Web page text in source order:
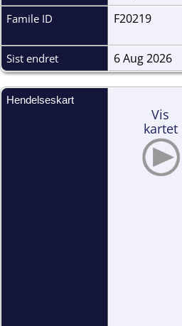
Famile ID F20219
Sist endret 6 Aug 2026
Hendelseskart
Vis
kartet